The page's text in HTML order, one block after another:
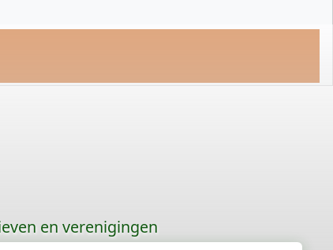
en verenigingen